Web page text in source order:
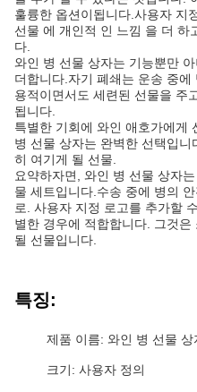
훌륭한 옵션이됩니다.사용자 지
선물 에 개인적 인 느낌 을 더 하
다.
와인 병 선물 상자는 기능뿐만
더합니다.자기 폐쇄는 운송 중
용적이면서도 세련된 선물을 주
됩니다.
특별한 기회에 와인 애호가에게
병 선물 상자는 완벽한 선택입
히 여기게 될 선물.
요약하자면, 와인 병 선물 상자
물 세트입니다.수송 중에 병의
로. 사용자 지정 로고를 추가할
별한 경우에 적합합니다. 그것
될 선물입니다.
특징:
제품 이름: 와인 병 선물 상
크기: 사용자 정의